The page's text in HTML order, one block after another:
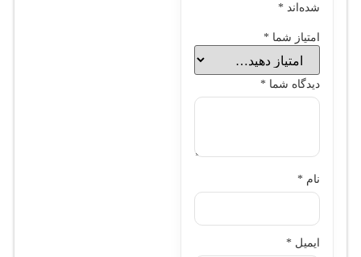
شده‌اند *
امتیاز شما *
دیدگاه شما *
نام *
ایمیل *